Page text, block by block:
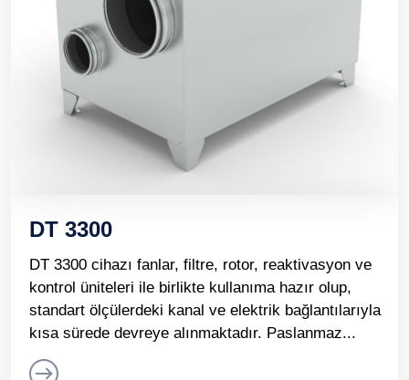
DT 3300
DT 3300 cihazı fanlar, filtre, rotor, reaktivasyon ve
kontrol üniteleri ile birlikte kullanıma hazır olup,
standart ölçülerdeki kanal ve elektrik bağlantılarıyla
kısa sürede devreye alınmaktadır. Paslanmaz...